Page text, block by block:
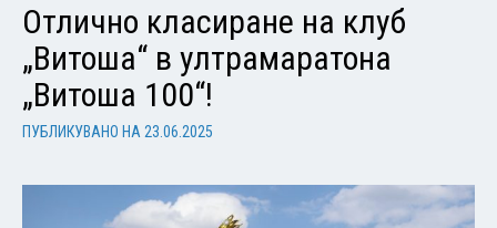
Отлично класиране на клуб
„Витоша“ в ултрамаратона
„Витоша 100“!
ПУБЛИКУВАНО НА 23.06.2025